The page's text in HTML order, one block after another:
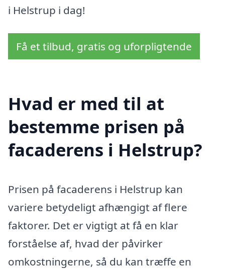
i Helstrup i dag!
Få et tilbud, gratis og uforpligtende
Hvad er med til at
bestemme prisen på
facaderens i Helstrup?
Prisen på facaderens i Helstrup kan
variere betydeligt afhængigt af flere
faktorer. Det er vigtigt at få en klar
forståelse af, hvad der påvirker
omkostningerne, så du kan træffe en